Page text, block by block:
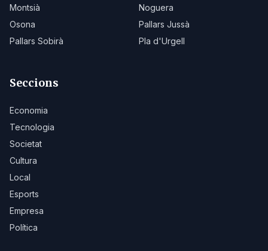
Montsià
Noguera
Osona
Pallars Jussà
Pallars Sobirà
Pla d'Urgell
Seccions
Economia
Tecnologia
Societat
Cultura
Local
Esports
Empresa
Política